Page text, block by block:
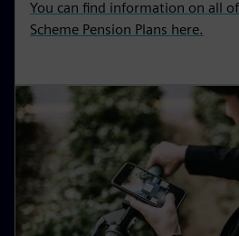
You can find information on all
Scheme Pension Plans here.